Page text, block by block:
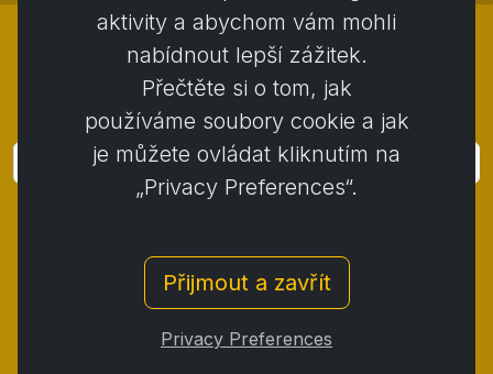
© Copyright 2014 - 2026 Activstar
Kontakt / Obchodní podmínky
Ochrana osobních údajů
/ Reklamační řád
Reklamační protokol / Odstoupení od smlouvy
Cookies
aktivity a abychom vám mohli
nabídnout lepší zážitek.
Přečtěte si o tom, jak
používáme soubory cookie a jak
je můžete ovládat kliknutím na
„Privacy Preferences“.
Přijmout a zavřít
Privacy Preferences